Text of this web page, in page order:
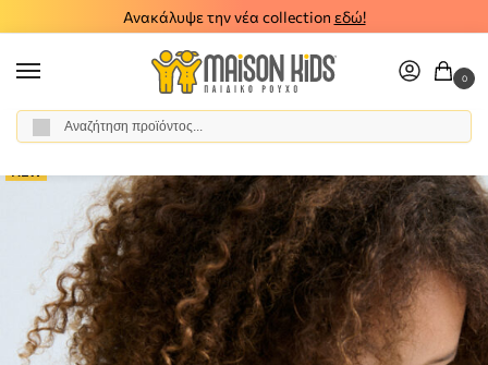
Ανακάλυψε την νέα collection εδώ!
0
Αρχική σελίδα / Κορίτσι / Ρούχα